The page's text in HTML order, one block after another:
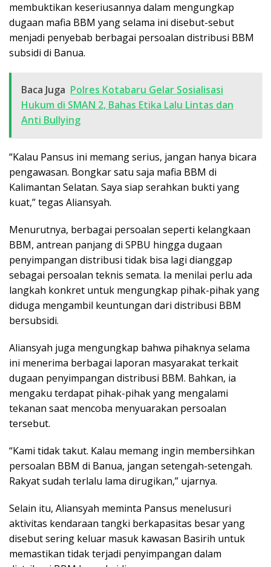
membuktikan keseriusannya dalam mengungkap
dugaan mafia BBM yang selama ini disebut-sebut
menjadi penyebab berbagai persoalan distribusi BBM
subsidi di Banua.
Baca Juga Polres Kotabaru Gelar Sosialisasi
Hukum di SMAN 2, Bahas Etika Lalu Lintas dan
Anti Bullying
“Kalau Pansus ini memang serius, jangan hanya bicara
pengawasan. Bongkar satu saja mafia BBM di
Kalimantan Selatan. Saya siap serahkan bukti yang
kuat,” tegas Aliansyah.
Menurutnya, berbagai persoalan seperti kelangkaan
BBM, antrean panjang di SPBU hingga dugaan
penyimpangan distribusi tidak bisa lagi dianggap
sebagai persoalan teknis semata. Ia menilai perlu ada
langkah konkret untuk mengungkap pihak-pihak yang
diduga mengambil keuntungan dari distribusi BBM
bersubsidi.
Aliansyah juga mengungkap bahwa pihaknya selama
ini menerima berbagai laporan masyarakat terkait
dugaan penyimpangan distribusi BBM. Bahkan, ia
mengaku terdapat pihak-pihak yang mengalami
tekanan saat mencoba menyuarakan persoalan
tersebut.
“Kami tidak takut. Kalau memang ingin membersihkan
persoalan BBM di Banua, jangan setengah-setengah.
Rakyat sudah terlalu lama dirugikan,” ujarnya.
Selain itu, Aliansyah meminta Pansus menelusuri
aktivitas kendaraan tangki berkapasitas besar yang
disebut sering keluar masuk kawasan Basirih untuk
memastikan tidak terjadi penyimpangan dalam